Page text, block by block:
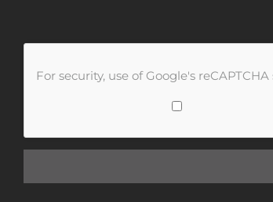
For security, use of Google's